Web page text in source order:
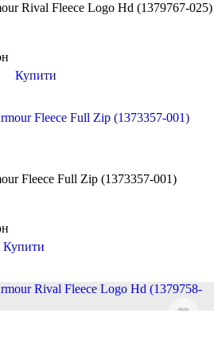
Rival Fleece Logo Hd (1379767-025)
Купити
Fleece Full Zip (1373357-001)
Купити